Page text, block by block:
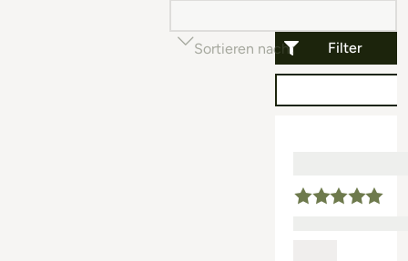
Filter
Sortieren nach Beliebtheit